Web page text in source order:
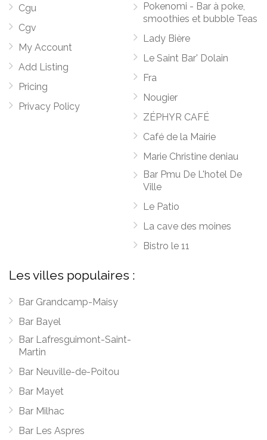
Cgu
Cgv
My Account
Add Listing
Pricing
Privacy Policy
Pokenomi - Bar à poke,
smoothies et bubble Teas
Lady Bière
Le Saint Bar' Dolain
Fra
Nougier
ZÉPHYR CAFÉ
Café de la Mairie
Marie Christine deniau
Bar Pmu De L'hotel De
Ville
Le Patio
La cave des moines
Bistro le 11
Les villes populaires :
Bar Grandcamp-Maisy
Bar Bayel
Bar Lafresguimont-Saint-
Martin
Bar Neuville-de-Poitou
Bar Mayet
Bar Milhac
Bar Les Aspres